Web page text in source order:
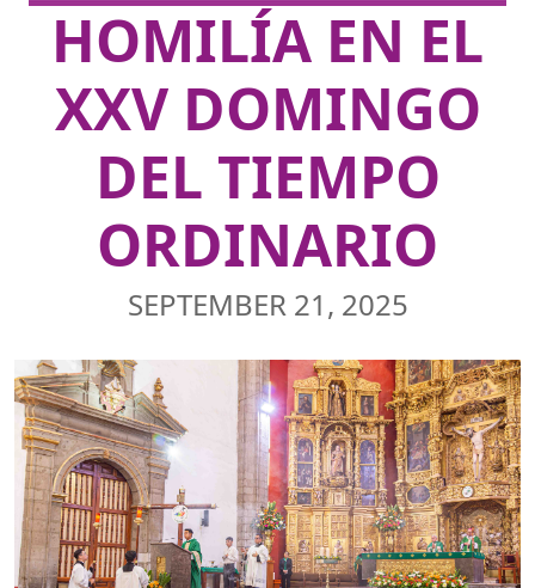
HOMILÍA EN EL
XXV DOMINGO
DEL TIEMPO
ORDINARIO
SEPTEMBER 21, 2025